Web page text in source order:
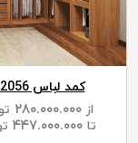
کمد لباس D.2056
از
تا ۴۴۷.۰۰۰.۰۰۰